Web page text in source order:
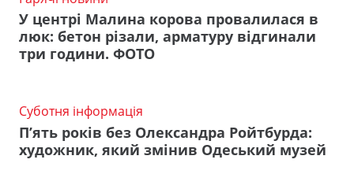
У центрі Малина корова провалилася в
люк: бетон різали, арматуру відгинали
три години. ФОТО
Суботня інформація
П’ять років без Олександра Ройтбурда:
художник, який змінив Одеський музей